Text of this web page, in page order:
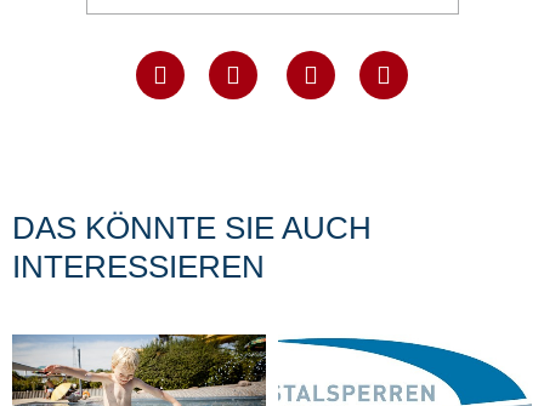
DAS KÖNNTE SIE AUCH
INTERESSIEREN